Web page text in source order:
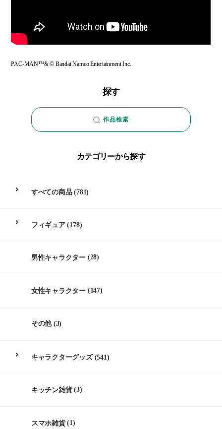
PAC-MAN™& © Bandai Namco Entertainment Inc.
探す
作品検索
カテゴリーから探す
すべての商品(781)
フィギュア(178)
男性キャラクター (28)
女性キャラクター (147)
その他(3)
キャラクターグッズ(541)
キッチン雑貨(3)
スマホ雑貨(1)